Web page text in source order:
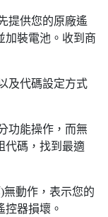
提供您的原廠遙
加裝電池。收到商
及代碼設定方式
功能操作，而無
代碼，找到最適
動作，表示您的
器損壞。